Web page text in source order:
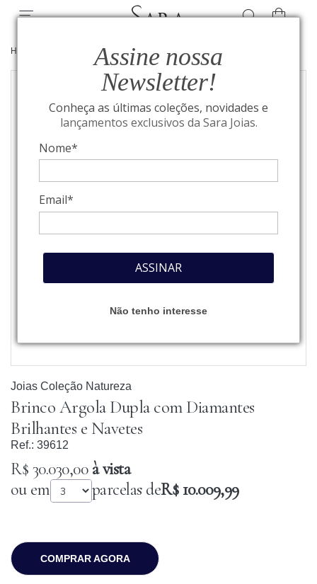
Assine nossa
Newsletter!
Conheça as últimas coleções, novidades e
lançamentos exclusivos da Sara Joias.
Nome*
Email*
ASSINAR
Não tenho interesse
HOME COLEÇÃO NATUREZA /JOIAS COLEÇÃO NATUREZA
Joias Coleção Natureza
Brinco Argola Dupla com Diamantes
Brilhantes e Navetes
Ref.: 39612
R$ 30.030,00à vista
ou em
parcelas deR$ 10.009,99
COMPRAR AGORA